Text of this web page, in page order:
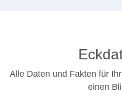
Alle Daten und Fakten für
einen